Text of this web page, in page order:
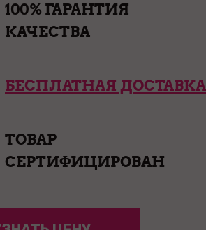
100% ГАРАНТИЯ
КАЧЕСТВА
БЕСПЛАТНАЯ ДОСТАВКА
ТОВАР
СЕРТИФИЦИРОВАН